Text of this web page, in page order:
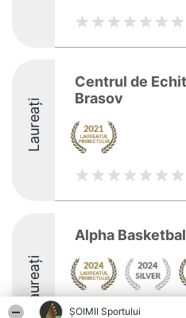
ȘOIMII Sportului
Laureați
Centrul de
Brasov
Laureați
Alpha